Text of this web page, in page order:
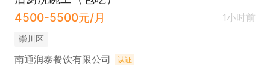
4500-5500元/月
1小时前
崇川区
南通润泰餐饮有限公司 认证